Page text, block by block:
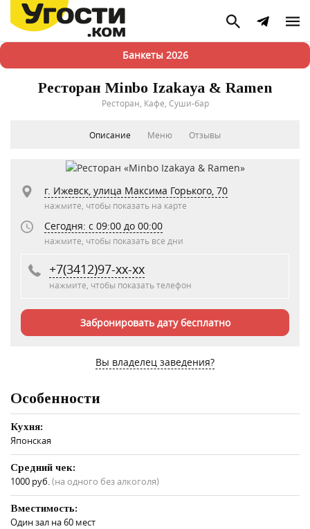
Банкеты 2026
Ресторан Minbo Izakaya & Ramen
Ресторан, Кафе, Суши-бар
Описание Меню Отзывы
г. Ижевск, улица Максима Горького, 70
нажмите, чтобы показать на карте
Сегодня: c 09:00 до 00:00
нажмите, чтобы показать все дни
+7(3412)97-xx-xx
нажмите, чтобы показать телефон
Забронировать дату бесплатно
Вы владелец заведения?
Особенности
Кухня:
Японская
Средний чек:
1000 руб.(на одного без алкоголя)
Вместимость:
Один зал на 60 мест